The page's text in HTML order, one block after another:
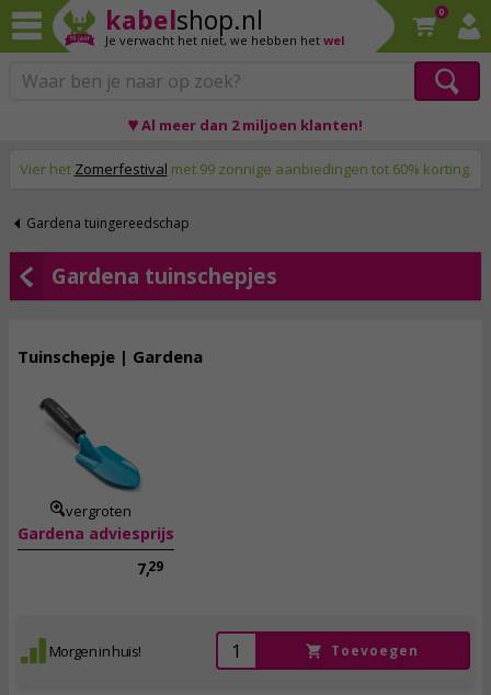
kabelshop.nl
Je verwacht het niet, we hebben het wel
0
♥ Al meer dan 2 miljoen klanten!
Vier het Zomerfestival met 99 zonnige aanbiedingen tot 60% korting.
Gardena tuingereedschap
Gardena tuinschepjes
Tuinschepje | Gardena
vergroten
Gardena adviesprijs
7,29
Morgen in huis! Toevoegen